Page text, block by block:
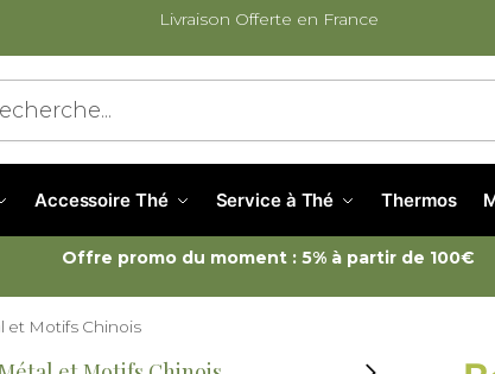
Livraison Offerte en France
Accessoire Thé Service à Thé Thermos
Offre promo du moment : 5% à partir de 100€
et Motifs Chinois